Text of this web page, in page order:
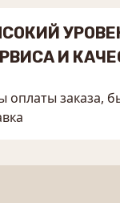
И
оплаты заказа,